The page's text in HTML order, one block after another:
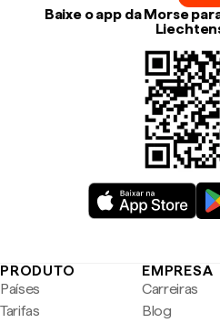
Baixe o app da Morse
PRODUTO
Países
Tarifas
EMPRESA
Carreiras
Blog